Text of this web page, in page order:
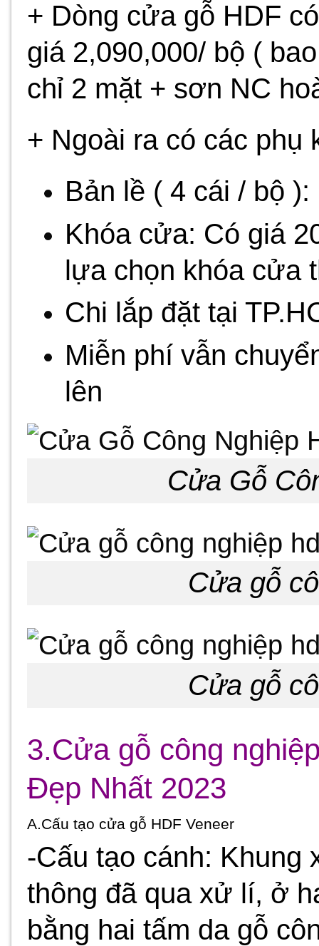
+ Dòng cửa gỗ HDF
giá 2,090,000/ bộ (
chỉ 2 mặt + sơn NC
+ Ngoài ra có các phụ
Bản lề ( 4 cái / bộ
Khóa cửa: Có giá
lựa chọn khóa cửa
Chi lắp đặt tại
Miễn phí vẫn
lên
Cửa Gỗ
Cửa gỗ
Cửa gỗ
3.Cửa gỗ công
Đẹp Nhất 2023
A.Cấu tạo cửa gỗ HDF Veneer
-Cấu tạo cánh:
thông đã qua xử lí, ở
bằng hai tấm da gỗ